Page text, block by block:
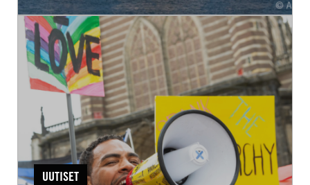
Oikeutta
osoittaa
mieltä
rajoitetaan
järjestelmällisesti
Euroopassa
myös
Suomessa
UUTISET